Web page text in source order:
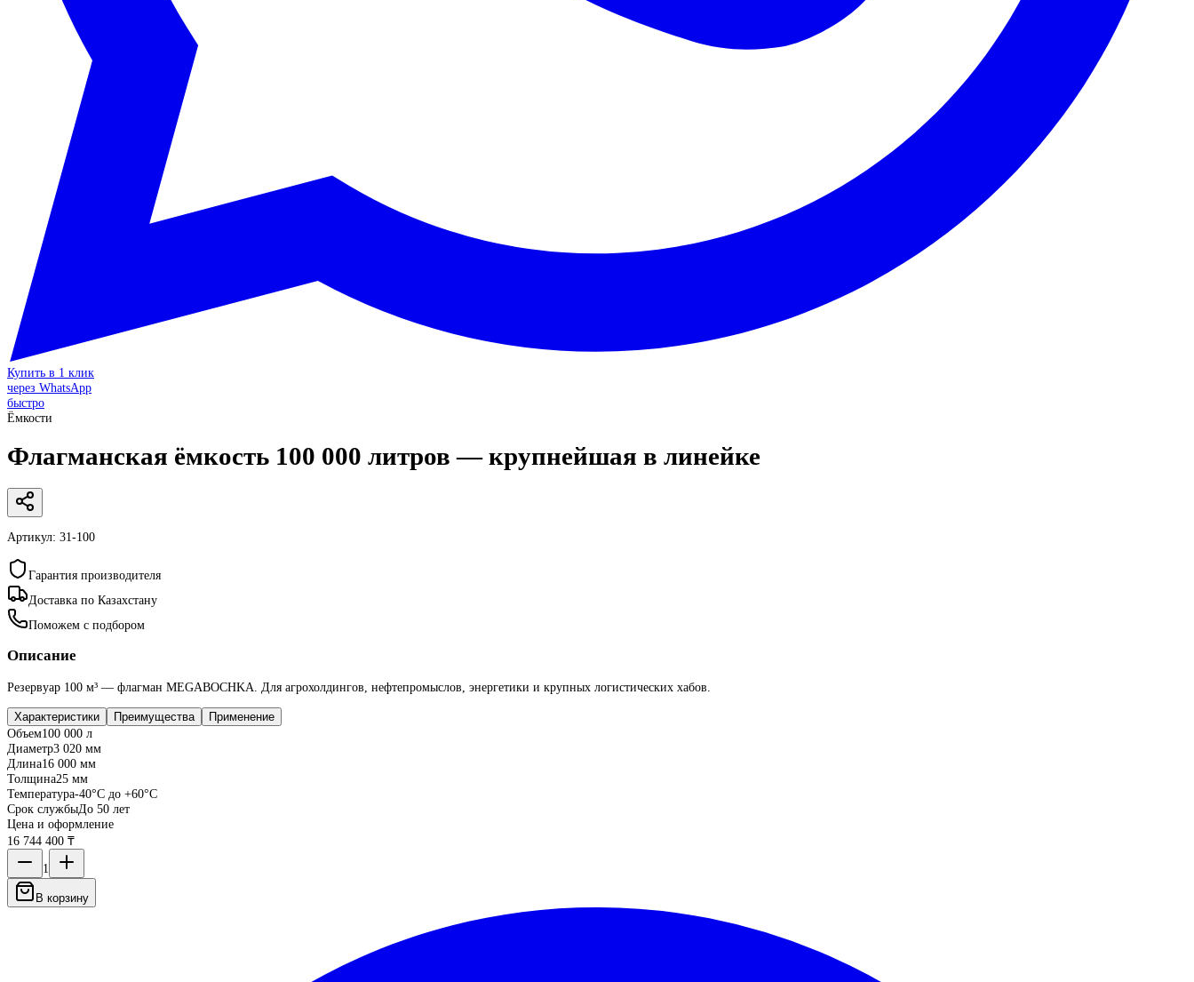
Купить в 1 клик
через WhatsApp
быстро
Ёмкости
Флагманская ёмкость 100 000 литров — крупнейшая в линейке
Артикул: 31-100
Гарантия производителя
Доставка по Казахстану
Поможем с подбором
Описание
Резервуар 100 м³ — флагман MEGABOCHKA. Для агрохолдингов, нефтепромыслов, энергетики и крупных логистических хабов.
Характеристики Преимущества Применение
Объем100 000 л
Диаметр3 020 мм
Длина16 000 мм
Толщина25 мм
Температура-40°C до +60°C
Срок службыДо 50 лет
Цена и оформление
16 744 400 ₸
1
В корзину